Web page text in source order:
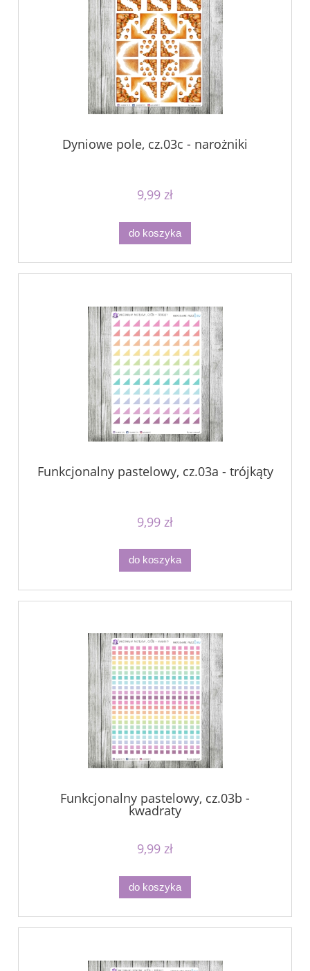
Dyniowe pole, cz.03c - narożniki
9,99 zł
do koszyka
Funkcjonalny pastelowy, cz.03a - trójkąty
9,99 zł
do koszyka
Funkcjonalny pastelowy, cz.03b -
kwadraty
9,99 zł
do koszyka